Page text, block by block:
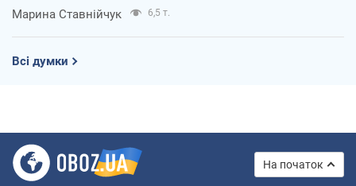
Марина Ставнійчук 6,5 т.
Всі думки
На початок